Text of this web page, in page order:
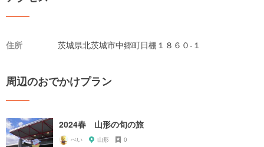
住所 茨城県北茨城市中郷町日棚１８６０-１
周辺のおでかけプラン
2024春 山形の旬の旅
ぺい 山形 0